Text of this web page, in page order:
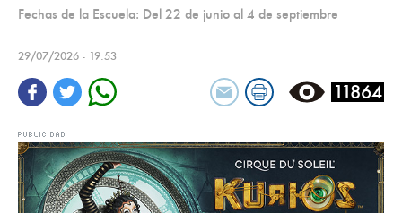
Fechas de la Escuela: Del 22 de junio al 4 de septiembre
29/07/2026 - 19:53
11864